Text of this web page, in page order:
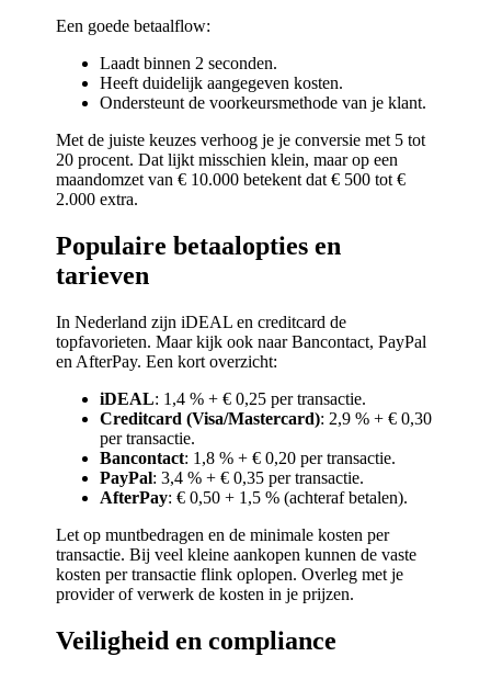
Een goede betaalflow:
Laadt binnen 2 seconden.
Heeft duidelijk aangegeven kosten.
Ondersteunt de voorkeursmethode van je klant.
Met de juiste keuzes verhoog je je conversie met 5 tot
20 procent. Dat lijkt misschien klein, maar op een
maandomzet van € 10.000 betekent dat € 500 tot €
2.000 extra.
Populaire betaalopties en
tarieven
In Nederland zijn iDEAL en creditcard de
topfavorieten. Maar kijk ook naar Bancontact, PayPal
en AfterPay. Een kort overzicht:
iDEAL: 1,4 % + € 0,25 per transactie.
Creditcard (Visa/Mastercard): 2,9 % + € 0,30
per transactie.
Bancontact: 1,8 % + € 0,20 per transactie.
PayPal: 3,4 % + € 0,35 per transactie.
AfterPay: € 0,50 + 1,5 % (achteraf betalen).
Let op muntbedragen en de minimale kosten per
transactie. Bij veel kleine aankopen kunnen de vaste
kosten per transactie flink oplopen. Overleg met je
provider of verwerk de kosten in je prijzen.
Veiligheid en compliance